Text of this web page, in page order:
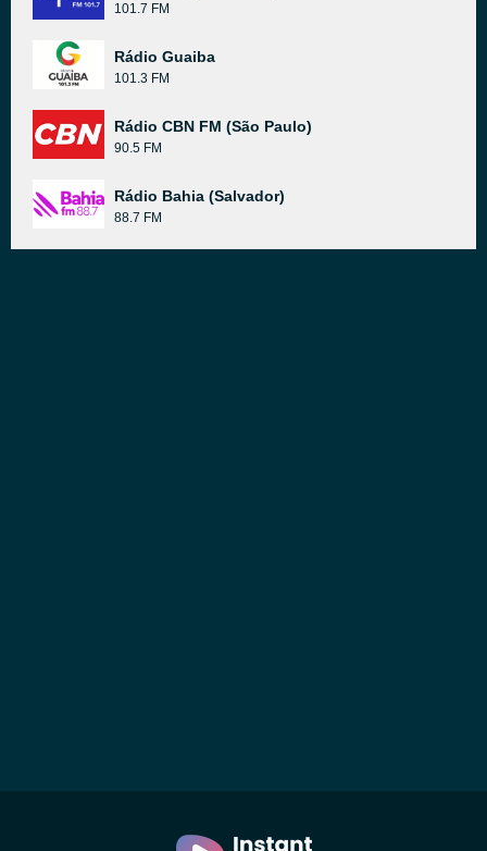
101.7 FM
Rádio Guaiba
101.3 FM
Rádio CBN FM (São Paulo)
90.5 FM
Rádio Bahia (Salvador)
88.7 FM